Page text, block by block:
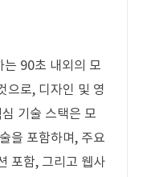
는 90초 내외의 모
으로, 디자인 및 영
기술 스택은 모
을 포함하며, 주요
포함, 그리고 웹사